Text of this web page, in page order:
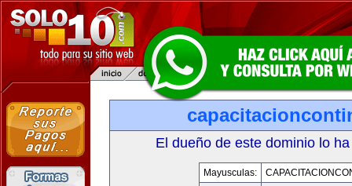
El dueño de este dominio lo
Mayusculas: